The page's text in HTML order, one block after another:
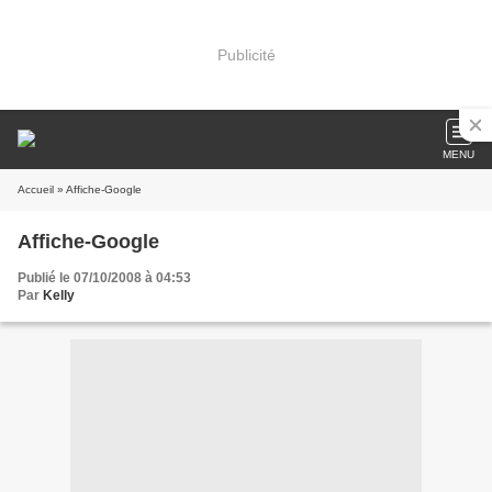
Publicité
MENU
Accueil » Affiche-Google
Affiche-Google
Publié le 07/10/2008 à 04:53
Par Kelly